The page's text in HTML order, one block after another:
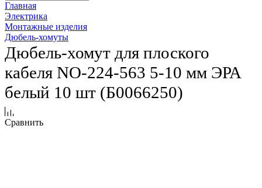
Главная
Электрика
Монтажные изделия
Дюбель-хомуты
Дюбель-хомут для плоского
кабеля NO-224-563 5-10 мм ЭРА
белый 10 шт (Б0066250)
Сравнить